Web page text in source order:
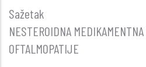
Sažetak
NESTEROIDNA
OFTALMOPATIJE